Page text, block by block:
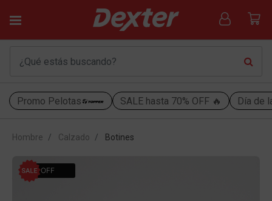
Promo Pelotas SALE hasta 70% OFF 🔥 Día de
Hombre Calzado Botines
58% OFF